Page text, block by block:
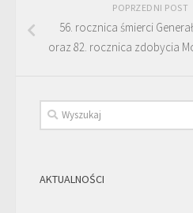
POPRZEDNI POST
56. rocznica śmierci
oraz 82. rocznica zdobycia
AKTUALNOŚCI